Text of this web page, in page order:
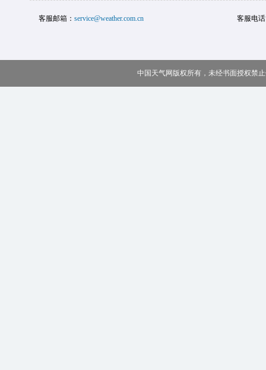
客服邮箱： service@weather.com.cn 客服电
中国天气网版权所有，未经书面授权